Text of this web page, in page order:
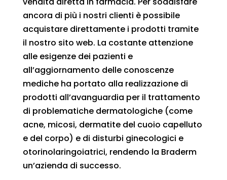
ancora di più i nostri clienti è possibile
acquistare direttamente i prodotti tramite
il nostro sito web. La costante attenzione
alle esigenze dei pazienti e
all’aggiornamento delle conoscenze
mediche ha portato alla realizzazione di
prodotti all’avanguardia per il trattamento
di problematiche dermatologiche (come
acne, micosi, dermatite del cuoio capelluto
e del corpo) e di disturbi ginecologici e
otorinolaringoiatrici, rendendo la Braderm
un’azienda di successo.